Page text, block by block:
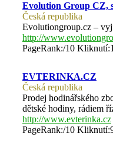
Evolution Group CZ,
Česká republika
Evolutiongroup.cz –
http://
PageRank:/10
EVTERINKA.CZ
Česká republika
Prodej hodinářského
dětské hodiny, rádiem
http://www.evterinka.cz
PageRank:/10